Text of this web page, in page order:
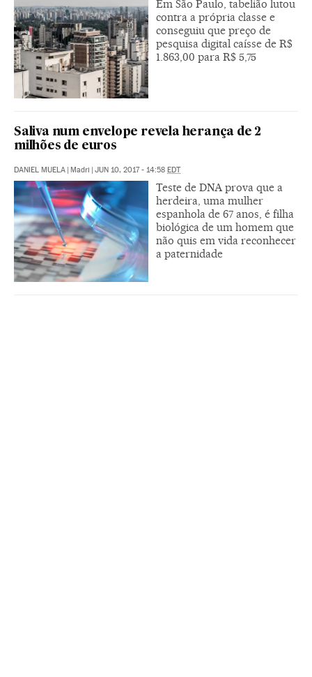
Em São Paulo, tabelião lutou
contra a própria classe e
conseguiu que preço de
pesquisa digital caísse de R$
1.863,00 para R$ 5,75
Saliva num envelope revela herança de 2
milhões de euros
DANIEL MUELA | Madri | JUN 10, 2017 - 14:58 EDT
Teste de DNA prova que a
herdeira, uma mulher
espanhola de 67 anos, é filha
biológica de um homem que
não quis em vida reconhecer
a paternidade